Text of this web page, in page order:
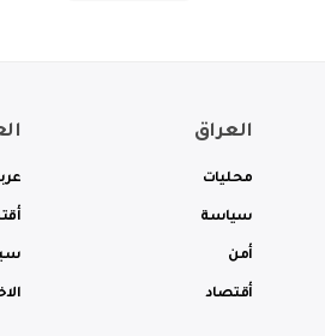
العراق
محليات
سياسة
أمن
أقتصاد